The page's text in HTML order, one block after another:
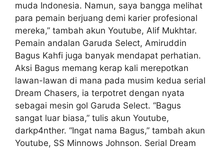
muda Indonesia. Namun, saya bangga melihat
para pemain berjuang demi karier profesional
mereka,” tambah akun Youtube, Alif Mukhtar.
Pemain andalan Garuda Select, Amiruddin
Bagus Kahfi juga banyak mendapat perhatian.
Aksi Bagus memang kerap kali merepotkan
lawan-lawan di mana pada musim kedua serial
Dream Chasers, ia terpotret dengan nyata
sebagai mesin gol Garuda Select. “Bagus
sangat luar biasa,” tulis akun Youtube,
darkp4nther. “Ingat nama Bagus,” tambah akun
Youtube, SS Minnows Johnson. Serial Dream